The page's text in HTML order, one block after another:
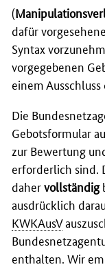
(
dafür
Syntax
vorgegebenen
einem
Die
Gebotsformular
zur Bewertung
erforderlich sind.
dahervollständig
ausdrücklich
KWKAusV
enthalten. Wir